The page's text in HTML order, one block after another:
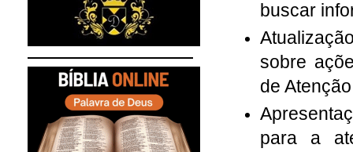
buscar
sobre
de
para a